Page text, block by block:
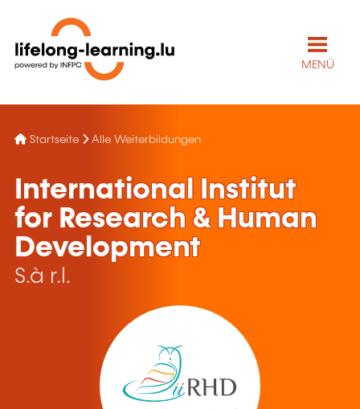
MENÜ
Startseite Alle Weiterbildungen
International Institut
for Research & Human
Development
S.à r.l.